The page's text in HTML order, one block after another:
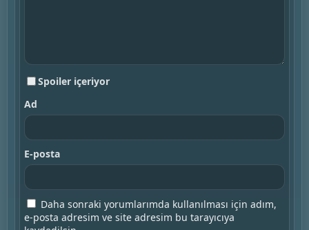
Spoiler içeriyor
Ad
E-posta
Daha sonraki yorumlarımda kullanılması için adım,
e-posta adresim ve site adresim bu tarayıcıya